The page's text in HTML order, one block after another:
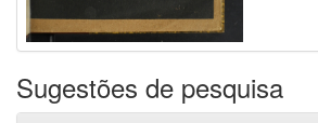
Sugestões de pesquisa